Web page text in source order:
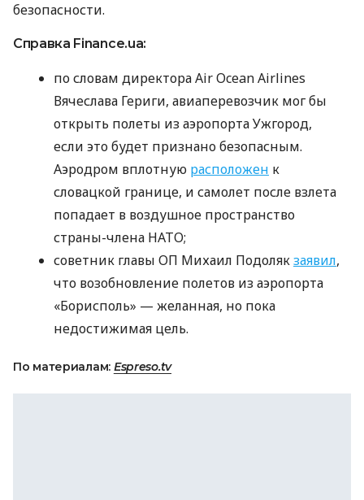
безопасности.
Справка Finance.ua:
по словам директора Air Ocean Airlines
Вячеслава Гериги, авиаперевозчик мог бы
открыть полеты из аэропорта Ужгород,
если это будет признано безопасным.
Аэродром вплотную расположен к
словацкой границе, и самолет после взлета
попадает в воздушное пространство
страны-члена НАТО;
советник главы ОП Михаил Подолякзаявил,
что возобновление полетов из аэропорта
«Борисполь» — желанная, но пока
недостижимая цель.
По материалам: Espreso.tv